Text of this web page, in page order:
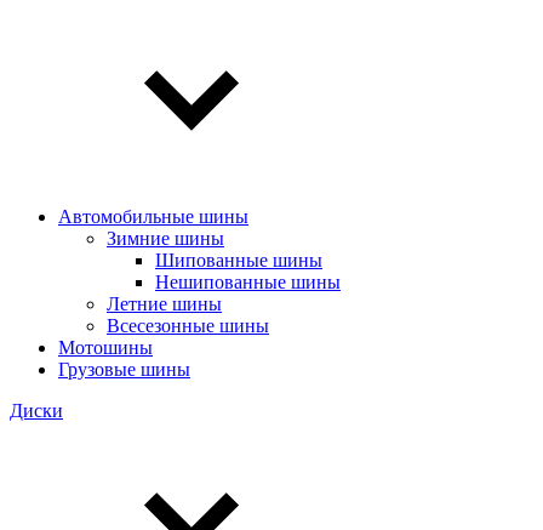
Автомобильные шины
Зимние шины
Шипованные шины
Нешипованные шины
Летние шины
Всесезонные шины
Мотошины
Грузовые шины
Диски